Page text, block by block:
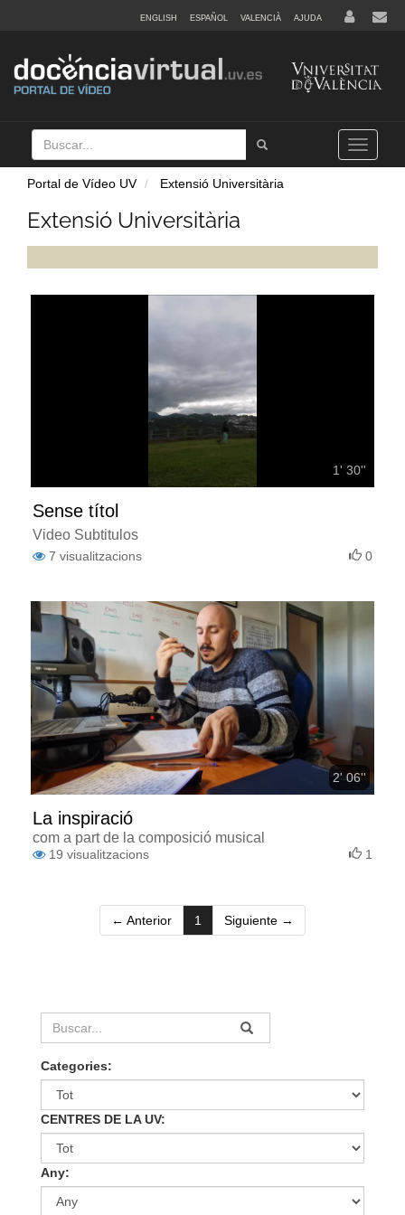
ENGLISH ESPAÑOL VALENCIÀ AJUDA
Buscar
Tramet
Toggle
navigation
Portal de Vídeo UV Extensió Universitària
Extensió Universitària
1' 30''
Sense títol
Video Subtitulos
7 visualitzacions 0
2' 06''
La inspiració
com a part de la composició musical
19 visualitzacions 1
← Anterior 1 (current)
Siguiente →
Categories:
CENTRES DE LA UV:
Any: